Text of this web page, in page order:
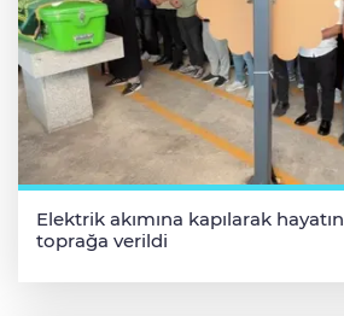
Elektrik akımına kapılarak
toprağa verildi